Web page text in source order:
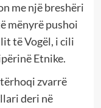
me një breshëri
mënyrë pushoi
të Vogël, i cili
Etnike.
zvarrë
deri në